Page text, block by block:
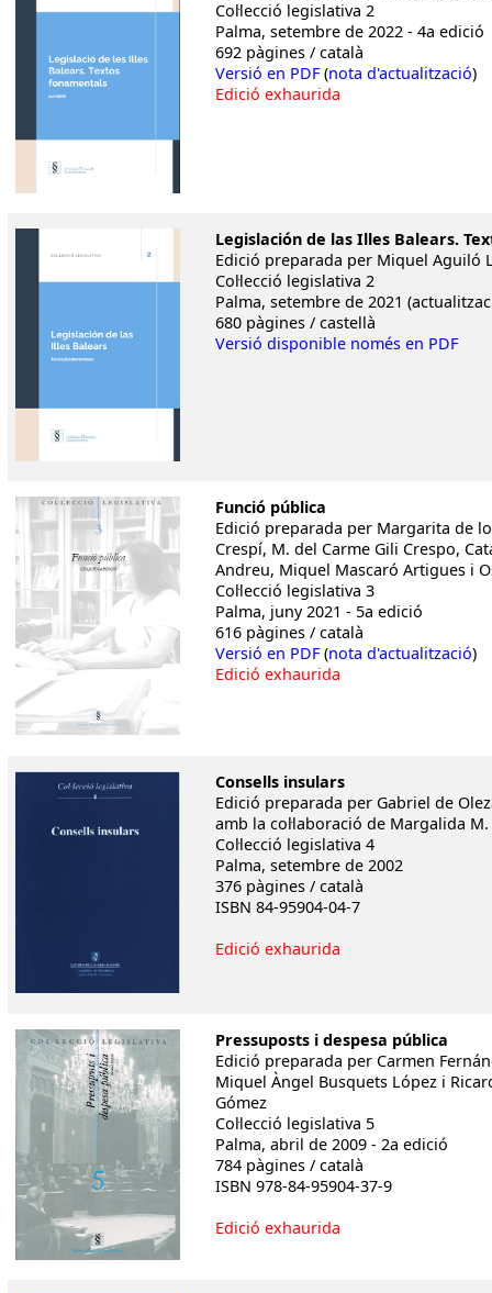
Col·lecció legislativa 2
Palma, setembre de 2022 - 4a edició
692 pàgines / català
Versió en PDF (nota d'actualització)
Edició exhaurida
Legislación de las Illes Balears.
Edició preparada per Miquel Aguiló
Col·lecció legislativa 2
Palma, setembre de 2021
680 pàgines / castellà
Versió disponible només en PDF
Funció pública
Edició preparada per Margarita de
Crespí, M. del Carme Gili Crespo,
Andreu, Miquel Mascaró Artigues i
Col·lecció legislativa 3
Palma, juny 2021 - 5a edició
616 pàgines / català
Versió en PDF(nota d'actualització)
Edició exhaurida
Consells insulars
Edició preparada per Gabriel de
amb la col·laboració de Margalida
Col·lecció legislativa 4
Palma, setembre de 2002
376 pàgines / català
ISBN 84-95904-04-7
Edició exhaurida
Pressuposts i despesa pública
Edició preparada per Carmen
Miquel Àngel Busquets López i
Gómez
Col·lecció legislativa 5
Palma, abril de 2009 - 2a edició
784 pàgines / català
ISBN 978-84-95904-37-9
Edició exhaurida